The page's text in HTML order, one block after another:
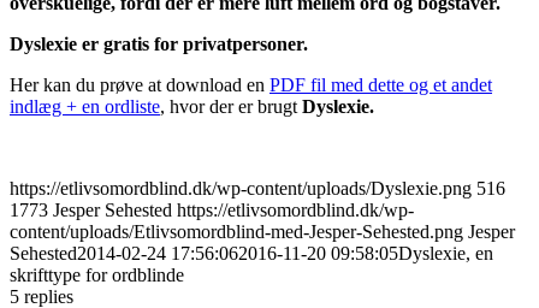
Dyslexie er gratis for privatpersoner.
Her kan du prøve at download en PDF fil med dette og et andet
indlæg + en ordliste, hvor der er brugt Dyslexie.
https://etlivsomordblind.dk/wp-content/uploads/Dyslexie.png 516
1773 Jesper Sehested https://etlivsomordblind.dk/wp-
content/uploads/Etlivsomordblind-med-Jesper-Sehested.png Jesper
Sehested2014-02-24 17:56:062016-11-20 09:58:05Dyslexie, en
skrifttype for ordblinde
5 replies